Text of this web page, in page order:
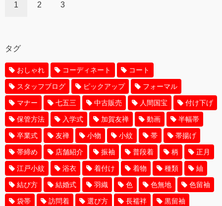
1 2 3
タグ
おしゃれ コーディネート コート
スタッフブログ ピックアップ フォーマル
マナー 七五三 中古販売 人間国宝 付け下げ
保管方法 入学式 加賀友禅 動画 半幅帯
卒業式 友禅 小物 小紋 帯 帯揚げ
帯締め 店舗紹介 振袖 普段着 柄 正月
江戸小紋 浴衣 着付け 着物 種類 紬
結び方 結婚式 羽織 色 色無地 色留袖
袋帯 訪問着 選び方 長襦袢 黒留袖